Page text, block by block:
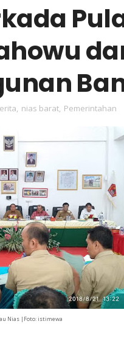
nias barat Pemerintahan
Nias |Foto: istimewa